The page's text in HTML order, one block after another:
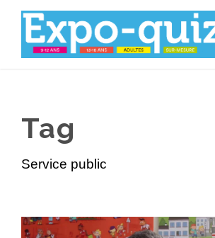
Tag
Service public